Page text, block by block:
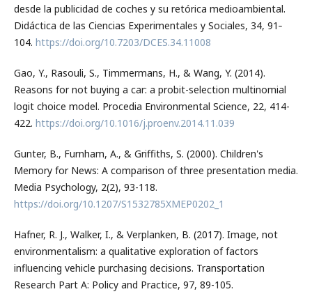
desde la publicidad de coches y su retórica medioambiental.
Didáctica de las Ciencias Experimentales y Sociales, 34, 91‐
104. https://doi.org/10.7203/DCES.34.11008
Gao, Y., Rasouli, S., Timmermans, H., & Wang, Y. (2014).
Reasons for not buying a car: a probit-selection multinomial
logit choice model. Procedia Environmental Science, 22, 414-
422. https://doi.org/10.1016/j.proenv.2014.11.039
Gunter, B., Furnham, A., & Griffiths, S. (2000). Children's
Memory for News: A comparison of three presentation media.
Media Psychology, 2(2), 93-118.
https://doi.org/10.1207/S1532785XMEP0202_1
Hafner, R. J., Walker, I., & Verplanken, B. (2017). Image, not
environmentalism: a qualitative exploration of factors
influencing vehicle purchasing decisions. Transportation
Research Part A: Policy and Practice, 97, 89-105.